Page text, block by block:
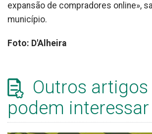
expansão de compradores online»,
município.
Foto: D'Alheira
Outros artigos
podem interessar